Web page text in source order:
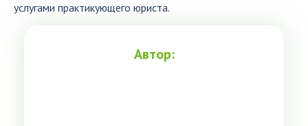
услугами практикующего юриста.
Автор: